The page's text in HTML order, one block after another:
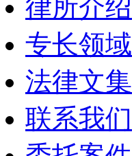
律所介绍
专长领域
法律文集
联系我们